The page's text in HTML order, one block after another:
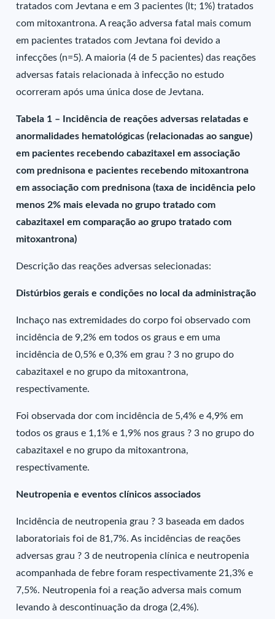
tratados com Jevtana e em 3 pacientes (lt; 1%) tratados
com mitoxantrona. A reação adversa fatal mais comum
em pacientes tratados com Jevtana foi devido a
infecções (n=5). A maioria (4 de 5 pacientes) das reações
adversas fatais relacionada à infecção no estudo
ocorreram após uma única dose de Jevtana.
Tabela 1 – Incidência de reações adversas relatadas e
anormalidades hematológicas (relacionadas ao sangue)
em pacientes recebendo cabazitaxel em associação
com prednisona e pacientes recebendo mitoxantrona
em associação com prednisona (taxa de incidência pelo
menos 2% mais elevada no grupo tratado com
cabazitaxel em comparação ao grupo tratado com
mitoxantrona)
Descrição das reações adversas selecionadas:
Distúrbios gerais e condições no local da administração
Inchaço nas extremidades do corpo foi observado com
incidência de 9,2% em todos os graus e em uma
incidência de 0,5% e 0,3% em grau ? 3 no grupo do
cabazitaxel e no grupo da mitoxantrona,
respectivamente.
Foi observada dor com incidência de 5,4% e 4,9% em
todos os graus e 1,1% e 1,9% nos graus ? 3 no grupo do
cabazitaxel e no grupo da mitoxantrona,
respectivamente.
Neutropenia e eventos clínicos associados
Incidência de neutropenia grau ? 3 baseada em dados
laboratoriais foi de 81,7%. As incidências de reações
adversas grau ? 3 de neutropenia clínica e neutropenia
acompanhada de febre foram respectivamente 21,3% e
7,5%. Neutropenia foi a reação adversa mais comum
levando à descontinuação da droga (2,4%).